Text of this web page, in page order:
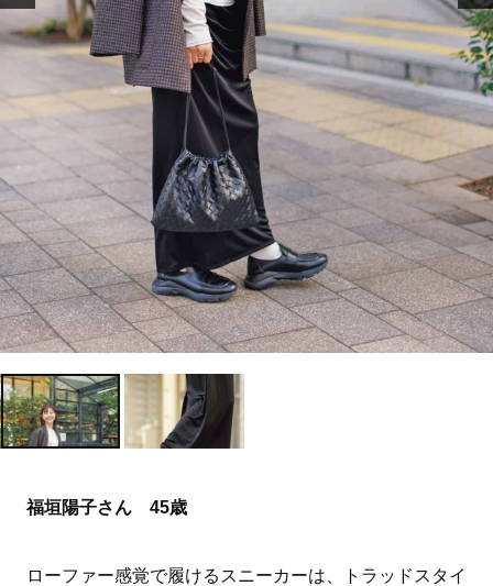
福垣陽子さん 45歳
ローファー感覚で履けるスニーカーは、トラッドスタイ